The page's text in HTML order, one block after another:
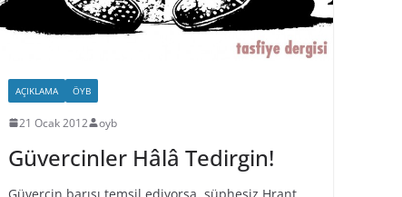
AÇIKLAMA ÖYB
21 Ocak 2012 oyb
Güvercinler Hâlâ Tedirgin!
Güvercin barışı temsil ediyorsa, şüphesiz Hrant